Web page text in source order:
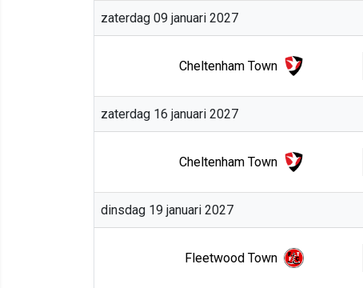
zaterdag 09 januari 2027
Cheltenham Town
zaterdag 16 januari 2027
Cheltenham Town
dinsdag 19 januari 2027
Fleetwood Town